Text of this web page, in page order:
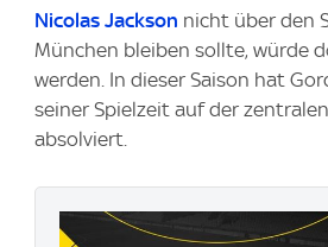
Nicolas Jackson nicht über den
München bleiben sollte, würde
werden. In dieser Saison hat
seiner Spielzeit auf der
absolviert.